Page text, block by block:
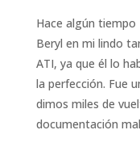
Hace algún
Beryl en mi lindo
ATI, ya que él lo
la perfección. Fue
dimos miles de
documentación